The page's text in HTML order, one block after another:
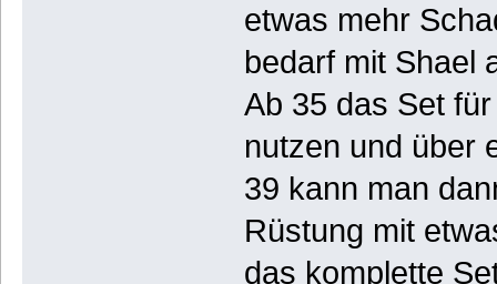
etwas mehr
bedarf mit Shael
Ab 35 das Set
nutzen und über
39 kann man
Rüstung mit
das komplette